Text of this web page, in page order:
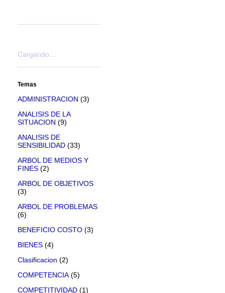
Cargando...
Temas
ADMINISTRACION (3)
ANALISIS DE LA
SITUACION (9)
ANALISIS DE
SENSIBILIDAD (33)
ARBOL DE MEDIOS Y
FINES (2)
ARBOL DE OBJETIVOS
(3)
ARBOL DE PROBLEMAS
(6)
BENEFICIO COSTO (3)
BIENES (4)
Clasificacion (2)
COMPETENCIA (5)
COMPETITIVIDAD (1)